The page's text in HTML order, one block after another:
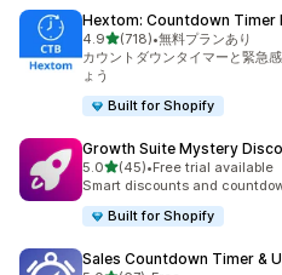
Hextom: Countdown Timer
4.95つ星中
(718)
合計レビュー数：718件
•無料プランあり
カウントダウンタイマーと緊急
ょう
Built for Shopify
Growth Suite Mystery
5.05つ星中
(45)
合計レビュー数：45件
•Free trial available
Smart discounts and
Built for Shopify
Sales Countdown Timer &